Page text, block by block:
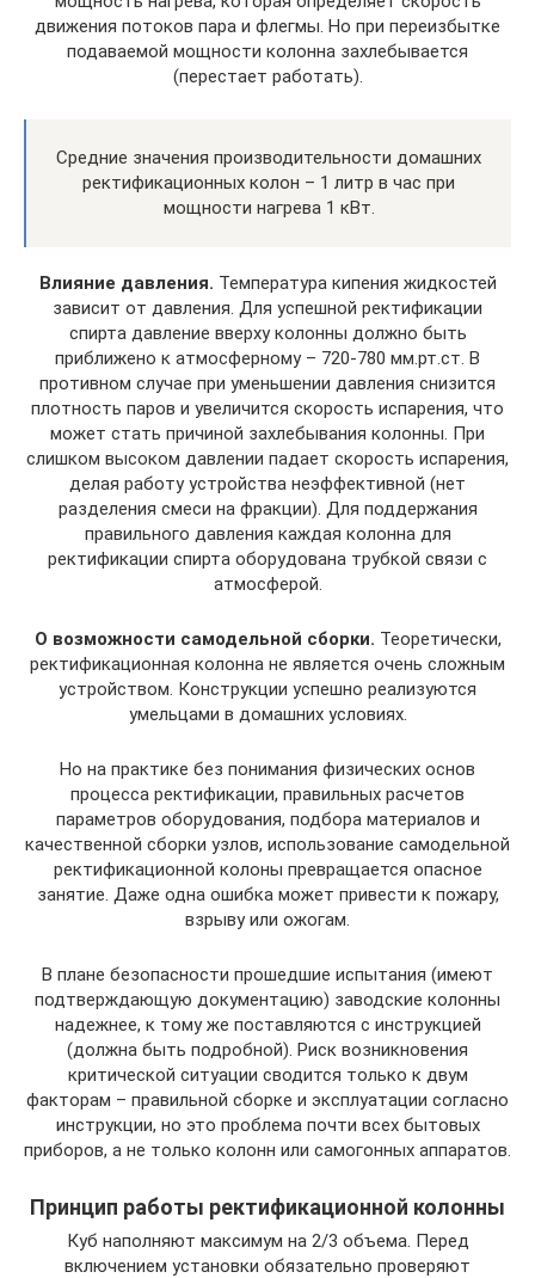
движения потоков пара и флегмы. Но при переизбытке
подаваемой мощности колонна захлебывается
(перестает работать).
Средние значения производительности домашних
ректификационных колон – 1 литр в час при
мощности нагрева 1 кВт.
Влияние давления. Температура кипения жидкостей
зависит от давления. Для успешной ректификации
спирта давление вверху колонны должно быть
приближено к атмосферному – 720-780 мм.рт.ст. В
противном случае при уменьшении давления снизится
плотность паров и увеличится скорость испарения, что
может стать причиной захлебывания колонны. При
слишком высоком давлении падает скорость испарения,
делая работу устройства неэффективной (нет
разделения смеси на фракции). Для поддержания
правильного давления каждая колонна для
ректификации спирта оборудована трубкой связи с
атмосферой.
О возможности самодельной сборки. Теоретически,
ректификационная колонна не является очень сложным
устройством. Конструкции успешно реализуются
умельцами в домашних условиях.
Но на практике без понимания физических основ
процесса ректификации, правильных расчетов
параметров оборудования, подбора материалов и
качественной сборки узлов, использование самодельной
ректификационной колоны превращается опасное
занятие. Даже одна ошибка может привести к пожару,
взрыву или ожогам.
В плане безопасности прошедшие испытания (имеют
подтверждающую документацию) заводские колонны
надежнее, к тому же поставляются с инструкцией
(должна быть подробной). Риск возникновения
критической ситуации сводится только к двум
факторам – правильной сборке и эксплуатации согласно
инструкции, но это проблема почти всех бытовых
приборов, а не только колонн или самогонных аппаратов.
Принцип работы ректификационной колонны
Куб наполняют максимум на 2/3 объема. Перед
включением установки обязательно проверяют